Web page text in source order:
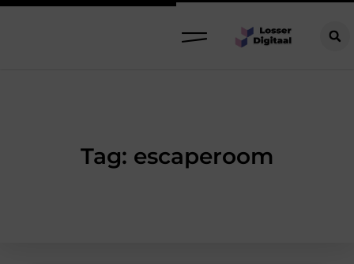
Tag: escaperoom